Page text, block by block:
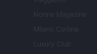
Nonne Magazine
Milano Cortina
Luxury Club